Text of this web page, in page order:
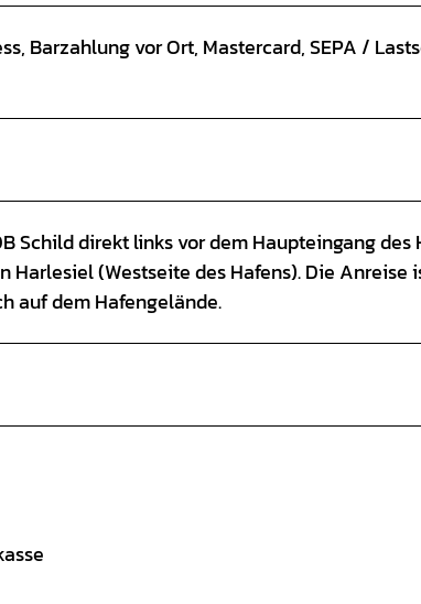
Barzahlung vor Ort, Mastercard, SEPA /
Schild direkt links vor dem Haupteingang
Harlesiel (Westseite des Hafens). Die Anreise
auf dem Hafengelände.